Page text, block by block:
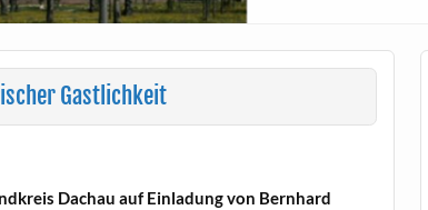
Gastlichkeit
Dachau auf Ein­ladung von Bern­hard